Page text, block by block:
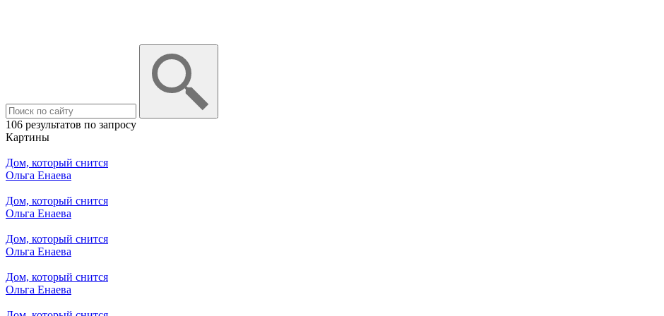
106 результатов по запросу
Картины
Дом, который снится
Ольга Енаева
Дом, который снится
Ольга Енаева
Дом, который снится
Ольга Енаева
Дом, который снится
Ольга Енаева